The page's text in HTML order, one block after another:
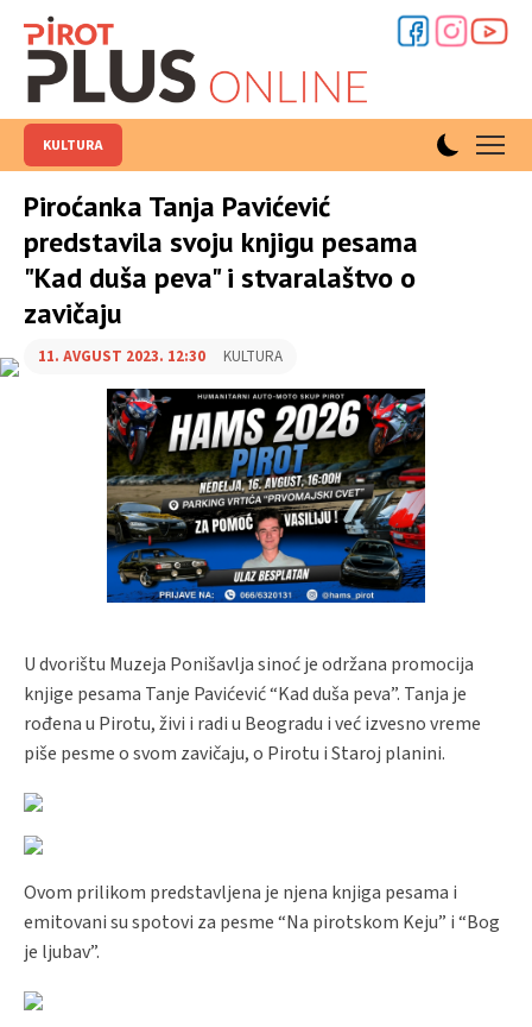
KULTURA
Piroćanka Tanja Pavićević
predstavila svoju knjigu pesama
"Kad duša peva" i stvaralaštvo o
zavičaju
11. AVGUST 2023. 12:30 KULTURA
U dvorištu Muzeja Ponišavlja sinoć je održana promocija
knjige pesama Tanje Pavićević “Kad duša peva”. Tanja je
rođena u Pirotu, živi i radi u Beogradu i već izvesno vreme
piše pesme o svom zavičaju, o Pirotu i Staroj planini.
Ovom prilikom predstavljena je njena knjiga pesama i
emitovani su spotovi za pesme “Na pirotskom Keju” i “Bog
je ljubav”.